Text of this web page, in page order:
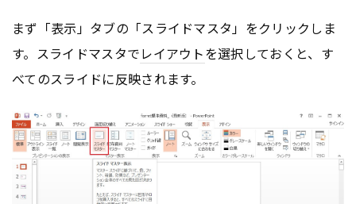
まず「表示」タブの「スライドマスタ」をクリックしま
す。スライドマスタでレイアウトを選択しておくと、す
べてのスライドに反映されます。